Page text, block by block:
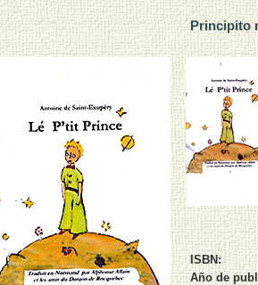
Principito
ISBN:
Año de